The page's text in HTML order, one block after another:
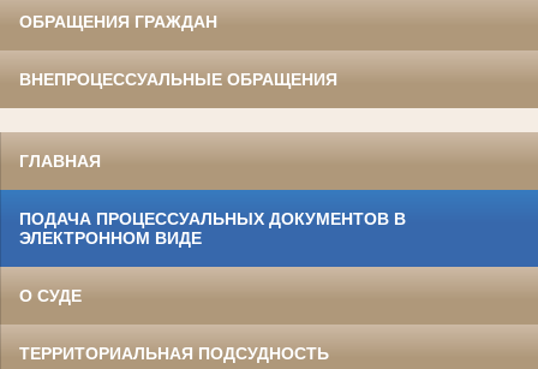
ОБРАЩЕНИЯ ГРАЖДАН
ВНЕПРОЦЕССУАЛЬНЫЕ ОБРАЩЕНИЯ
ГЛАВНАЯ
ПОДАЧА ПРОЦЕССУАЛЬНЫХ ДОКУМЕНТОВ В
ЭЛЕКТРОННОМ ВИДЕ
О СУДЕ
ТЕРРИТОРИАЛЬНАЯ ПОДСУДНОСТЬ